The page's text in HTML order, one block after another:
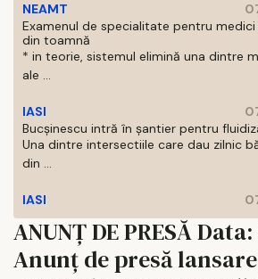
NEAMT
Examenul de specialitate pentru
din toamnă
* in teorie, sistemul elimină una dintre
ale ...
IASI
Bucșinescu intră în șantier pentru
Una dintre intersectiile care dau zilnic
din ...
IASI
ANUNȚ DE PRESĂ
Anunț de presă